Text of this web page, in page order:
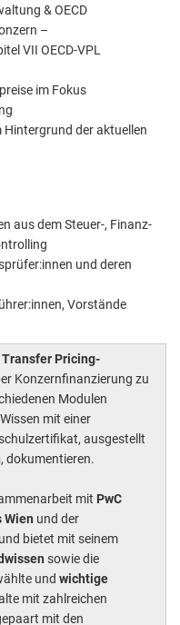
& OECD
–
VII OECD-VPL
im Fokus
der aktuellen
aus dem Steuer-, Finanz-
und deren
Vorstände
Pricing-
Konzernfinanzierung zu
Modulen
mit einer
ausgestellt
, dokumentieren.
mit PwC
Wien und der
und bietet mit seinem
sowie die
und wichtige
mit zahlreichen
mit den